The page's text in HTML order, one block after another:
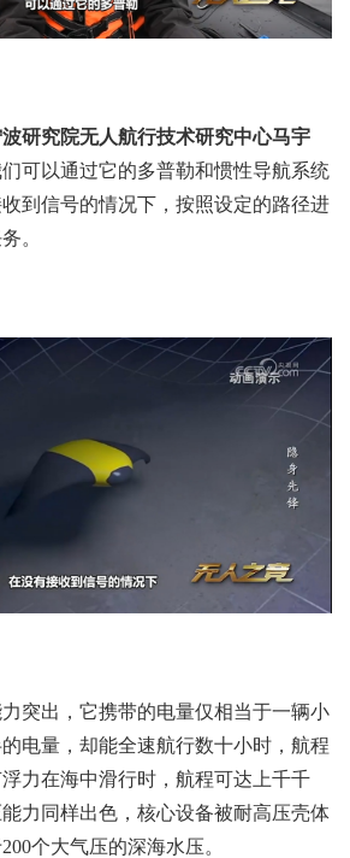
研究院无人航行技术研究中心马宇
可以通过它的多普勒和惯性导航系统
到信号的情况下，按照设定的路径进
。
突出，它携带的电量仅相当于一辆小
电量，却能全速航行数十小时，航程
力在海中滑行时，航程可达上千千
力同样出色，核心设备被耐高压壳体
个大气压的深海水压。